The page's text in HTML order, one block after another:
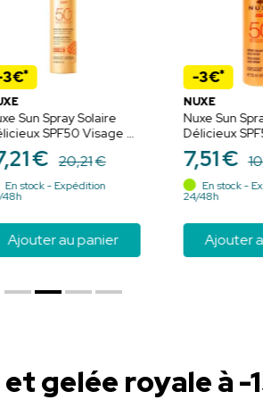
*
Sun Spray Solaire
SPF50 Visage &
- 150ml
,21€ 20,21€
En stock - Expédition
Ajouter au panier
-3€*
NUXE
Nuxe Sun
Délicieux
Haute
et
7,51€ 10
En stock -
24/48h
Ajouter
gelée royale à -